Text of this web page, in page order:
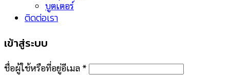
บูตเตอร์
ติดต่อเรา
เข้าสู่ระบบ
ชื่อผู้ใช้หรือที่อยู่อีเมล *